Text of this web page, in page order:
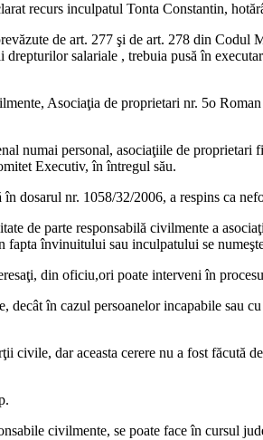
recurs inculpatul Tonta Constantin,
de art. 277 şi de art. 278 din
salariale , trebuia pusă în
Asociaţia de proprietari nr. 5o
numai personal, asociaţiile de
Executiv, în întregul său.
dosarul nr. 1058/32/2006, a respins ca
de parte responsabilă civilmente a
învinuitului sau inculpatului se
din oficiu,ori poate interveni în
în cazul persoanelor incapabile sau
civile, dar aceasta cerere nu a fost făcută
civilmente, se poate face în cursul